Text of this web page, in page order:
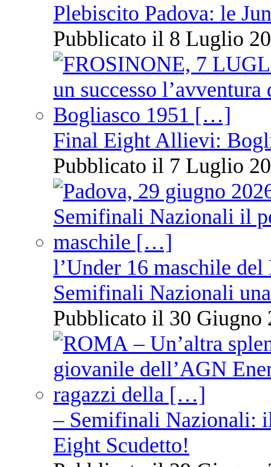
Plebiscito Padova: le
Pubblicato il 8 Luglio
Final Eight Allievi:
Pubblicato il 7 Luglio
l’Under 16 maschile
Semifinali Nazionali
Pubblicato il 30 Giugno
– Semifinali Nazionali:
Eight Scudetto!